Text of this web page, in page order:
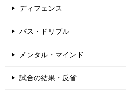
ディフェンス
パス・ドリブル
メンタル・マインド
試合の結果・反省